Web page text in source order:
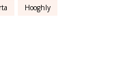
Hooghly